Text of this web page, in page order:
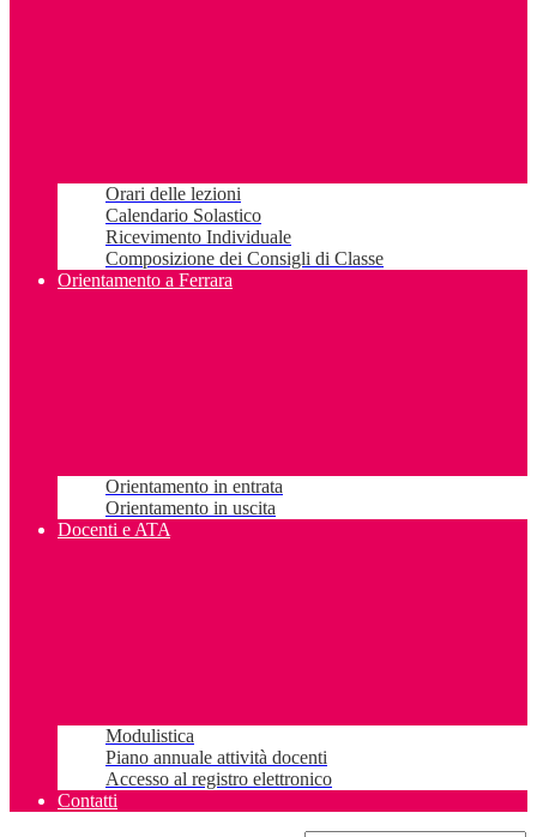
Orari delle lezioni
Calendario Solastico
Ricevimento Individuale
Composizione dei Consigli di Classe
Orientamento a Ferrara
Orientamento in entrata
Orientamento in uscita
Docenti e ATA
Modulistica
Piano annuale attività docenti
Accesso al registro elettronico
Contatti